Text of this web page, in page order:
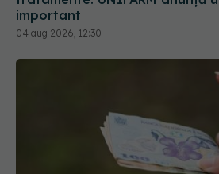
important
04 aug 2026, 12:30